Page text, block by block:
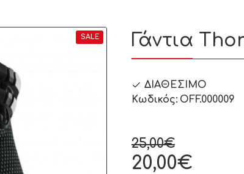
SALE Γάντια
20,00€
25,00€
ΔΙΑΘΈΣΙΜΟ
Κωδικός: OFF.000009